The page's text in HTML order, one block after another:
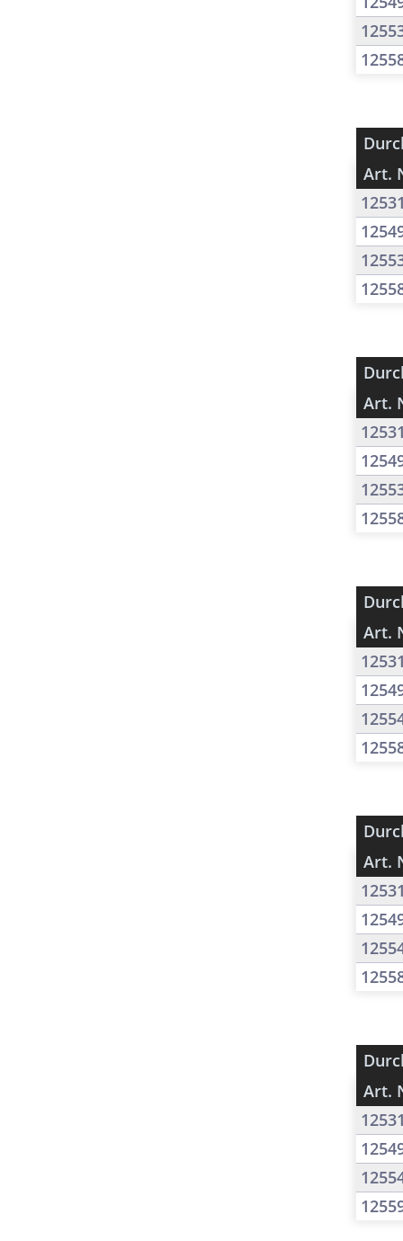
Art.
Art.
Art.
Art.
Art.